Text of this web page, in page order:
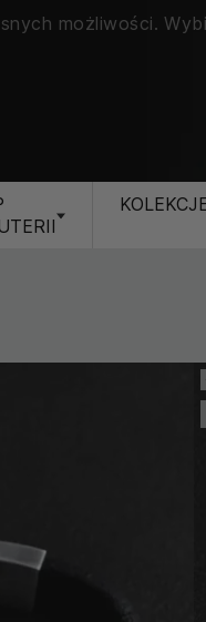
możliwości.